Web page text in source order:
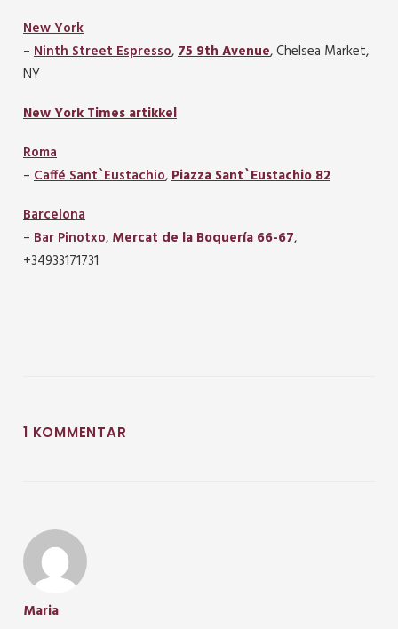
New York
– Ninth Street Espresso,75 9th Avenue, Chelsea Market,
NY
New York Times artikkel
Roma
– Caffé Sant`Eustachio,Piazza Sant`Eustachio 82
Barcelona
– Bar Pinotxo,Mercat de la Boquería 66-67,
+34933171731
1 KOMMENTAR
Maria